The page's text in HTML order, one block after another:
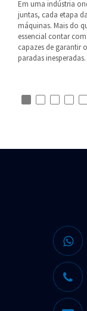
Em uma indústria
juntas, cada etapa
máquinas. Mais do
essencial contar
capazes de garantir
paradas inesperadas.